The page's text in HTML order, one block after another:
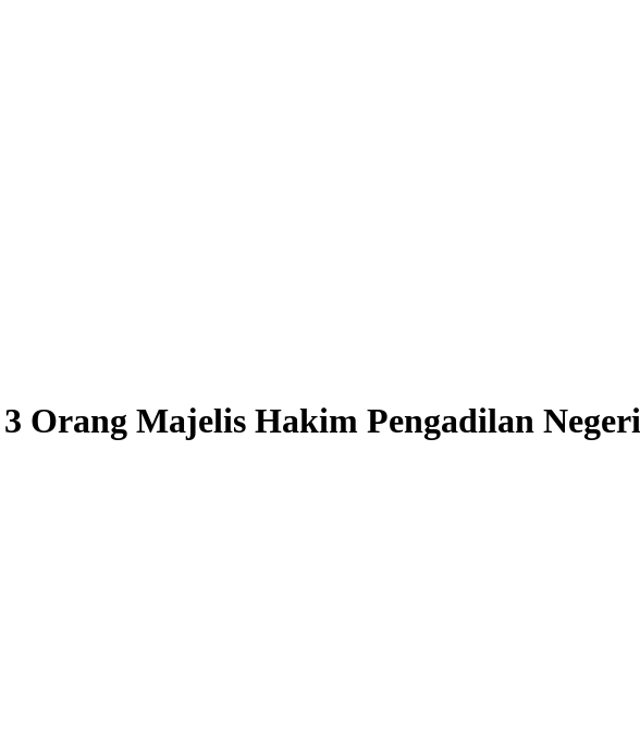
Orang Majelis Hakim Pengadilan